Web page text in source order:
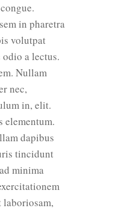
in pharetra
volutpat
a lectus.
Nullam
nec,
in, elit.
elementum.
dapibus
tincidunt
minima